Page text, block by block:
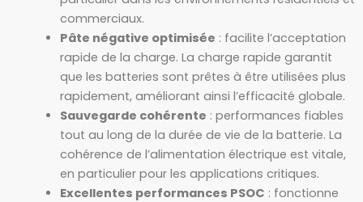
commerciaux.
Pâte négative optimisée : facilite l’acceptation
rapide de la charge. La charge rapide garantit
que les batteries sont prêtes à être utilisées plus
rapidement, améliorant ainsi l’efficacité globale.
Sauvegarde cohérente : performances fiables
tout au long de la durée de vie de la batterie. La
cohérence de l’alimentation électrique est vitale,
en particulier pour les applications critiques.
Excellentes performances PSOC : fonctionne